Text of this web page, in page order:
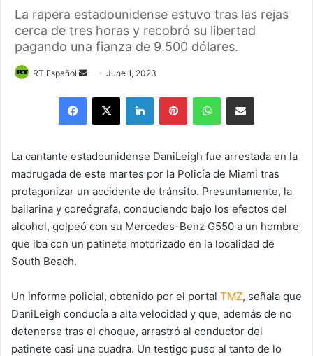
La rapera estadounidense estuvo tras las rejas
cerca de tres horas y recobró su libertad
pagando una fianza de 9.500 dólares.
RT Español
Send
email
June 1, 2023
Facebook
X LinkedInPinterestWhatsAppShare via Email
La cantante estadounidense DaniLeigh fue arrestada en la
madrugada de este martes por la Policía de Miami tras
protagonizar un accidente de tránsito. Presuntamente, la
bailarina y coreógrafa, conduciendo bajo los efectos del
alcohol, golpeó con su Mercedes-Benz G550 a un hombre
que iba con un patinete motorizado en la localidad de
South Beach.
Un informe policial, obtenido por el portal TMZ, señala que
DaniLeigh conducía a alta velocidad y que, además de no
detenerse tras el choque, arrastró al conductor del
patinete casi una cuadra. Un testigo puso al tanto de lo